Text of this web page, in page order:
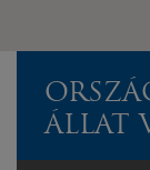
ÁLLAT